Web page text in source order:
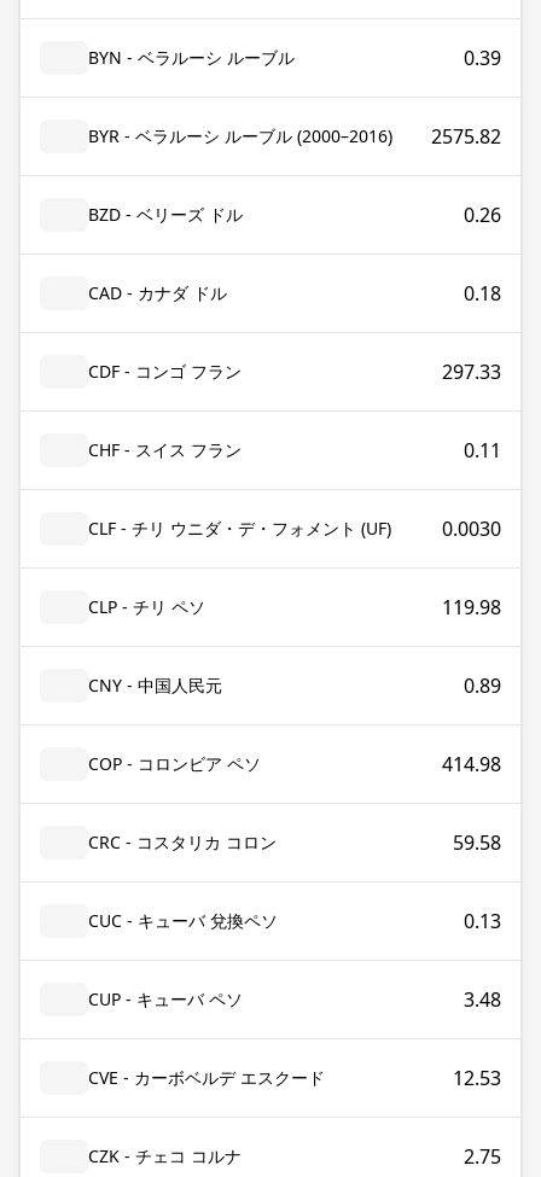
BYN - ベラルーシ ルーブル 0.39
BYR - ベラルーシ ルーブル (2000–2016) 2575.82
BZD - ベリーズ ドル 0.26
CAD - カナダ ドル 0.18
CDF - コンゴ フラン 297.33
CHF - スイス フラン 0.11
CLF - チリ ウニダ・デ・フォメント (UF) 0.0030
CLP - チリ ペソ 119.98
CNY - 中国人民元 0.89
COP - コロンビア ペソ 414.98
CRC - コスタリカ コロン 59.58
CUC - キューバ 兌換ペソ 0.13
CUP - キューバ ペソ 3.48
CVE - カーボベルデ エスクード 12.53
CZK - チェコ コルナ 2.75